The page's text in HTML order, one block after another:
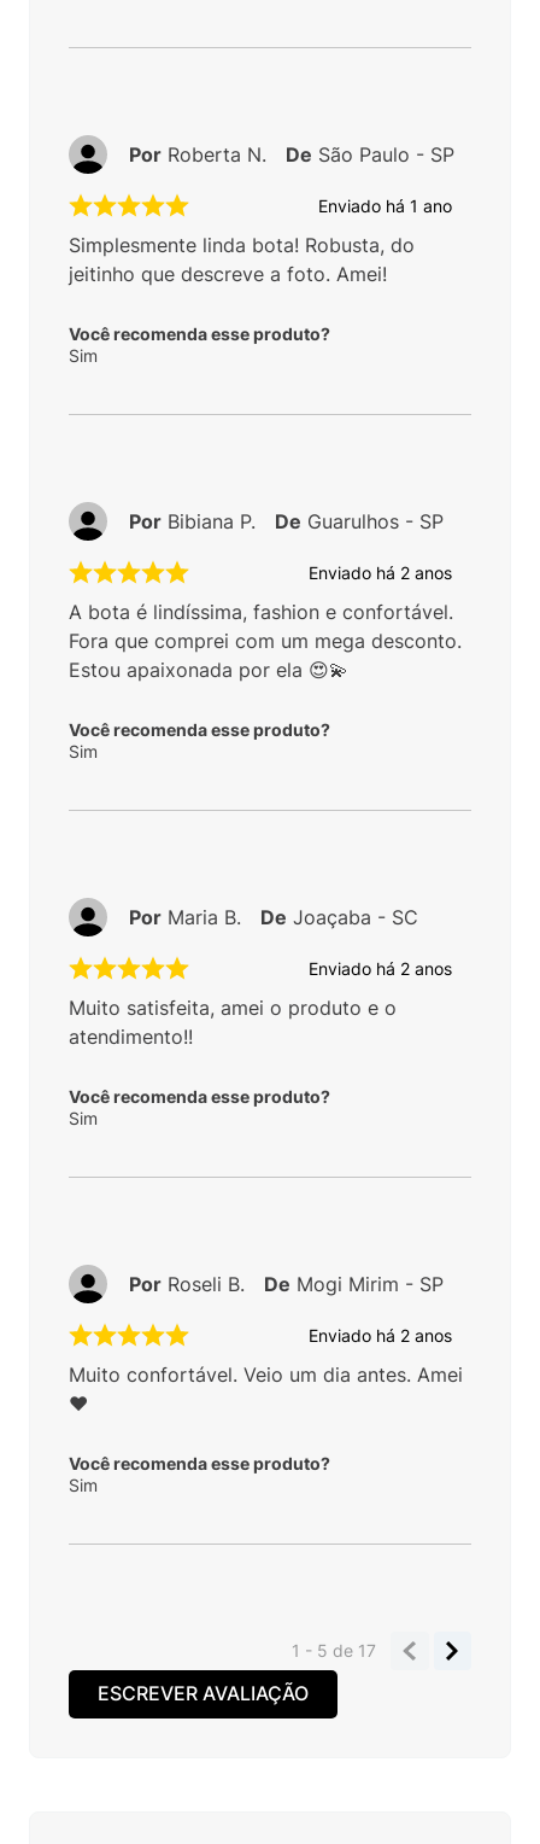
Enviado há 1 ano
Simplesmente linda bota! Robusta, do
jeitinho que descreve a foto. Amei!
Você recomenda esse produto?
Sim
Por Roberta N. De São Paulo - SP
Enviado há 2 anos
A bota é lindíssima, fashion e confortável.
Fora que comprei com um mega desconto.
Estou apaixonada por ela 😍💫
Você recomenda esse produto?
Sim
Por Bibiana P. De Guarulhos - SP
Enviado há 2 anos
Muito satisfeita, amei o produto e o
atendimento!!
Você recomenda esse produto?
Sim
Por Maria B. De Joaçaba - SC
Enviado há 2 anos
Muito confortável. Veio um dia antes. Amei
❤️
Você recomenda esse produto?
Sim
Por Roseli B. De Mogi Mirim - SP
1 - 5de 17
ESCREVER AVALIAÇÃO